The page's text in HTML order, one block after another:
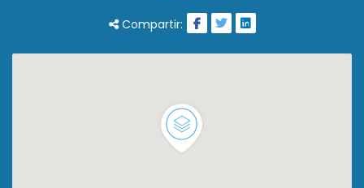
Compartir: